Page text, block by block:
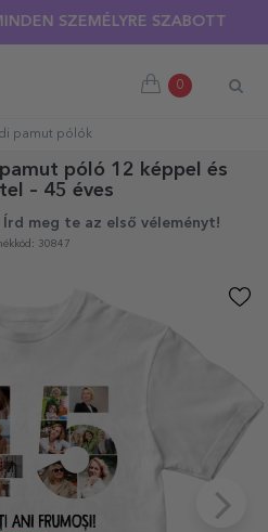
SZABOTT PÓLÓRA
0
pamut pólók
póló 12 képpel és
– 45 éves
Írd meg te az első véleményt!
30847